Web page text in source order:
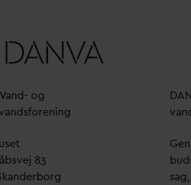
Vand- og
vandsforening
83
DAN
v